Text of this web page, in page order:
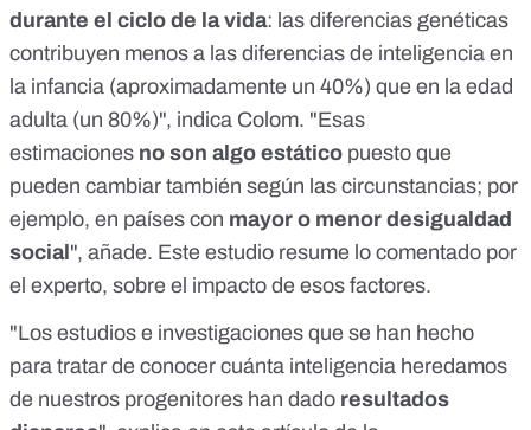
durante el ciclo de la vida: las diferencias genéticas
contribuyen menos a las diferencias de inteligencia en
la infancia (aproximadamente un 40%) que en la edad
adulta (un 80%)", indica Colom. "Esas
estimaciones no son algo estático puesto que
pueden cambiar también según las circunstancias; por
ejemplo, en países con mayor o menor desigualdad
social", añade. Este estudio resume lo comentado por
el experto, sobre el impacto de esos factores.
"Los estudios e investigaciones que se han hecho
para tratar de conocer cuánta inteligencia heredamos
de nuestros progenitores han dado resultados